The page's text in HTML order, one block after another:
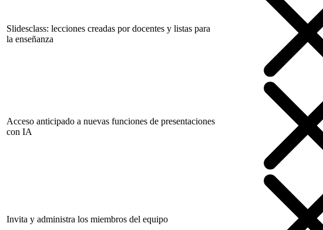
Slidesclass: lecciones creadas por docentes y listas para
la enseñanza
Acceso anticipado a nuevas funciones de presentaciones
con IA
Invita y administra los miembros del equipo